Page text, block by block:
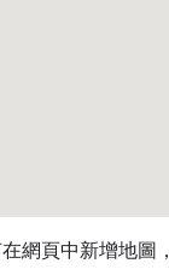
網頁中新增地圖，